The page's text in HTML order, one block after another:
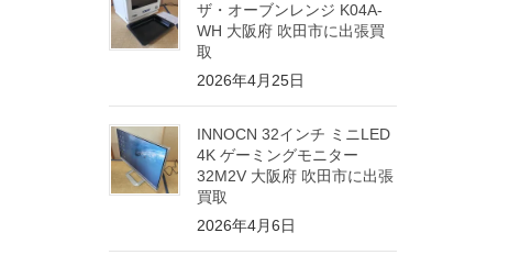
ザ・オーブンレンジ K04A-
WH 大阪府 吹田市に出張買
取
2026年4月25日
INNOCN 32インチ ミニLED
4K ゲーミングモニター
32M2V 大阪府 吹田市に出張
買取
2026年4月6日